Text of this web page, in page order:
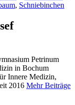
in
, Schniebinchen
Petrinum
in Bochum
Innere Medizin,
2016 Mehr Beiträge